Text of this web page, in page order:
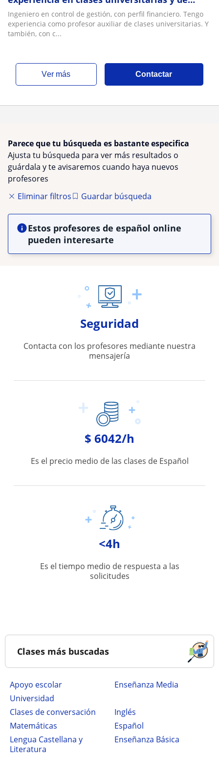
colegios
Ingeniero en control de gestión, con perfil financiero. Tengo
experiencia como profesor auxiliar de clases universitarias. Y
también, con c...
ver más Contactar
Parece que tu búsqueda es bastante especifica
Ajusta tu búsqueda para ver más resultados o
guárdala y te avisaremos cuando haya nuevos
profesores
Eliminar filtros
Guardar búsqueda
Estos profesores de español online
pueden interesarte
Seguridad
Contacta con los profesores mediante nuestra
mensajería
$ 6042/h
Es el precio medio de las clases de Español
<4h
Es el tiempo medio de respuesta a las
solicitudes
Clases más buscadas
Apoyo escolar
Enseñanza Media
Universidad
Clases de conversación
Inglés
Matemáticas
Español
Lengua Castellana y
Literatura
Enseñanza Básica